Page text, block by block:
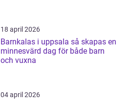
18 april 2026
Barnkalas i uppsala så skapas en
minnesvärd dag för både barn
och vuxna
04 april 2026